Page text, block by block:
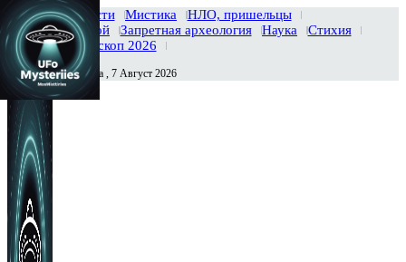
Главная Новости Мистика
НЛО, пришельцы
Тайны вселенной
Запретная археология Наука
Стихия
История
Гороскоп 2026
Сегодня Пятница , 7 Август 2026